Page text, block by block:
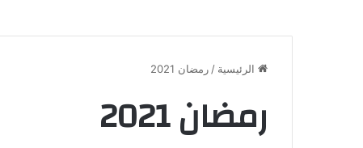
الرئيسية / رمضان 2021
رمضان 2021